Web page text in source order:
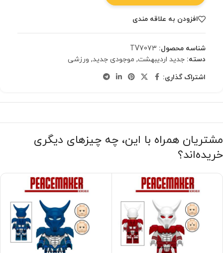
افزودن به علاقه مندی
شناسه محصول: TV7073
دسته: جدید اردیبهشت, موجودی جدید, ورزشی
اشتراک گذاری:
مشتریان همراه با این، چه چیزهای دیگری
خریده‌اند؟